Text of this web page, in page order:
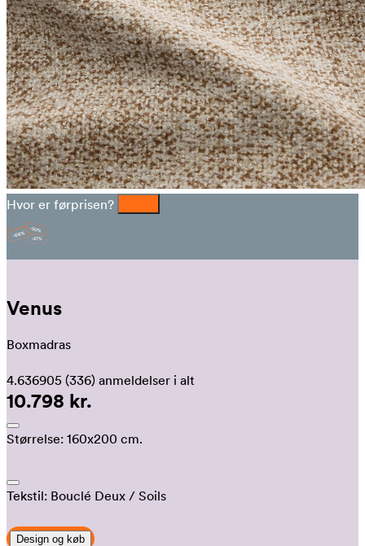
Hvor er førprisen?
Venus
Boxmadras
4.636905 (336) anmeldelser i alt
10.798 kr.
Størrelse: 160x200 cm.
Tekstil: Bouclé Deux / Soils
Design og køb